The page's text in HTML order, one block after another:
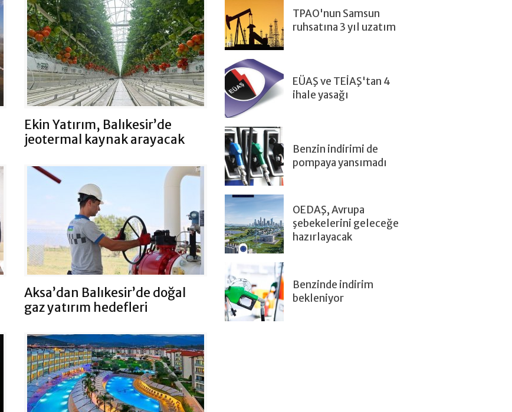
Ekin Yatırım, Balıkesir’de
jeotermal kaynak arayacak
Aksa’dan Balıkesir’de doğal
gaz yatırım hedefleri
TPAO'nun Samsun
ruhsatına 3 yıl uzatım
EÜAŞ ve TEİAŞ'tan 4
ihale yasağı
Benzin indirimi de
pompaya yansımadı
OEDAŞ, Avrupa
şebekelerini geleceğe
hazırlayacak
Benzinde indirim
bekleniyor